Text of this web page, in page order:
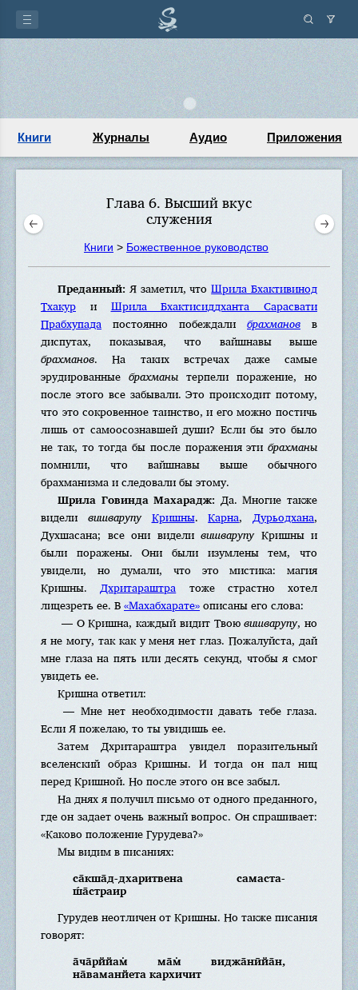
Книги Журналы Аудио Приложения
Глава 6. Высший вкус
служения
Книги > Божественное руководство
Преданный: Я заметил, чтоШрила Бхактивинод
Тхакур и Шрила Бхактисиддханта Сарасвати
Прабхупада постоянно побеждали брахманов в
диспутах, показывая, что вайшнавы выше
брахманов. На таких встречах даже самые
эрудированные брахманытерпели поражение, но
после этого все забывали. Это происходит потому,
что это сокровенное таинство, и его можно постичь
лишь от самоосознавшей души? Если бы это было
не так, то тогда бы после поражения эти брахманы
помнили, что вайшнавы выше обычного
брахманизма и следовали бы этому.
Шрила Говинда Махарадж: Да. Многие также
видели вишварупу Кришны.Карна, Дурьодхана,
Духшасана; все они видели вишварупуКришны и
были поражены. Они были изумлены тем, что
увидели, но думали, что это мистика: магия
Кришны.Дхритараштра тоже страстно хотел
лицезреть ее. В«Махабхарате»описаны его слова:
— О Кришна, каждый видит Твоювишварупу, но
я не могу, так как у меня нет глаз. Пожалуйста, дай
мне глаза на пять или десять секунд, чтобы я смог
увидеть ее.
Кришна ответил:
— Мне нет необходимости давать тебе глаза.
Если Я пожелаю, то ты увидишь ее.
Затем Дхритараштра увидел поразительный
вселенский образ Кришны. И тогда он пал ниц
перед Кришной. Но после этого он все забыл.
На днях я получил письмо от одного преданного,
где он задает очень важный вопрос. Он спрашивает:
«Каково положение Гурудева?»
Мы видим в писаниях:
са̄кша̄д-дхаритвена самаста-
ш́а̄страир
Гурудев неотличен от Кришны. Но также писания
говорят:
а̄ча̄рййам̇ ма̄м̇ виджа̄нӣйа̄н,
на̄ваманйета кархичит